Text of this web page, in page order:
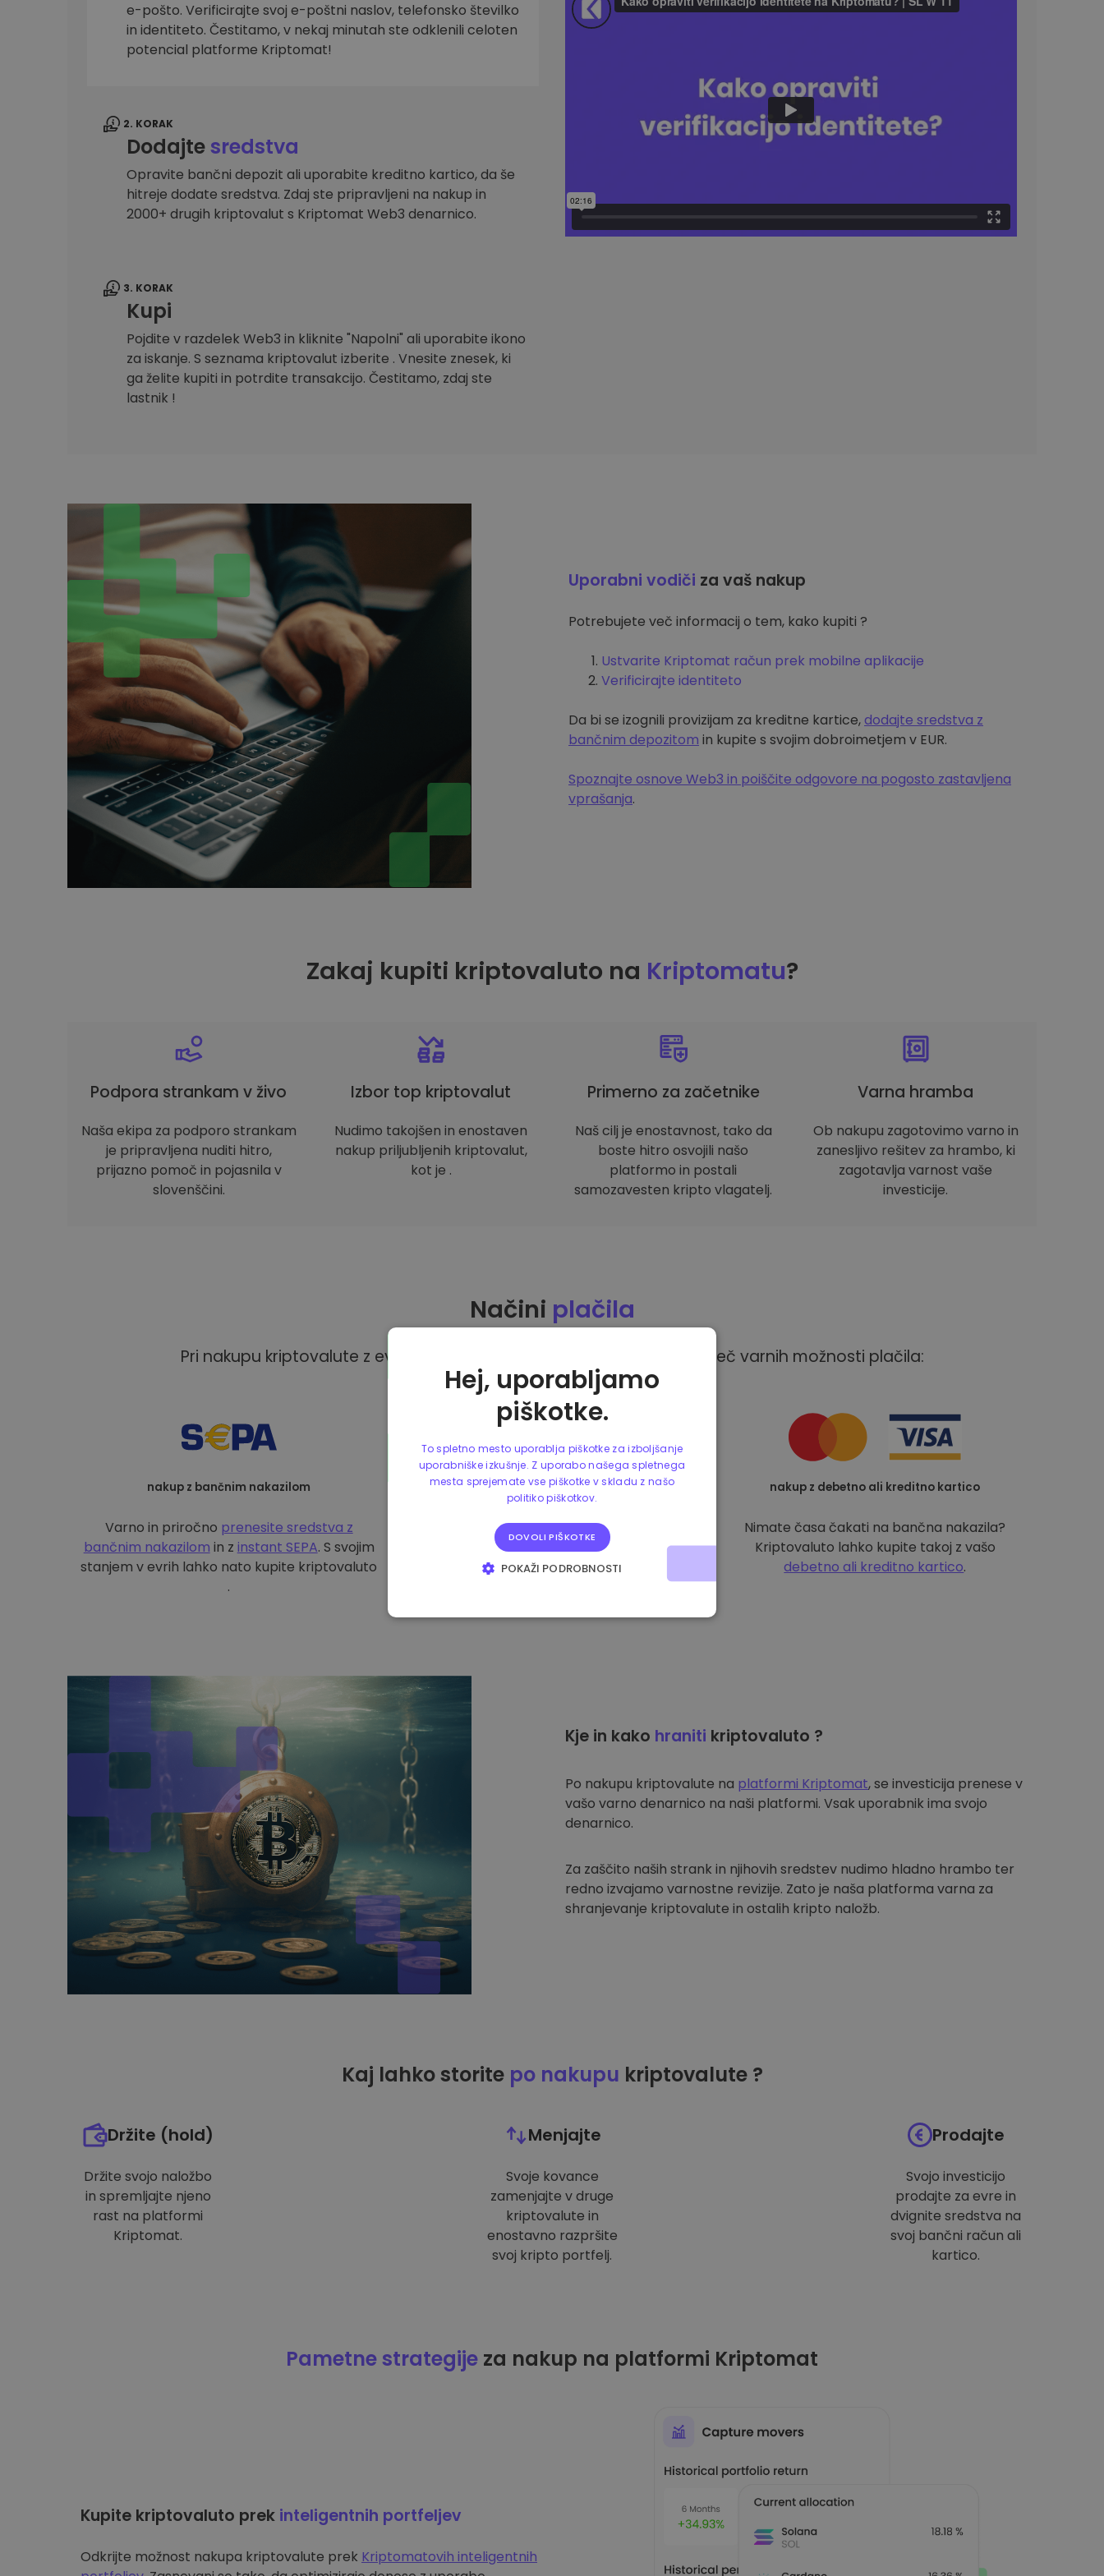
Raziskovalec naložb
Najdi svojo kripto strategijo
e-pošto. Verificirajte svoj e-poštni naslov, telefonsko številko
in identiteto. Čestitamo, v nekaj minutah ste odklenili celoten
potencial platforme Kriptomat!
2. KORAK
Dodajtesredstva
Opravite bančni depozit ali uporabite kreditno kartico, da še
hitreje dodate sredstva. Zdaj ste pripravljeni na nakup in
2000+ drugih kriptovalut s Kriptomat Web3 denarnico.
3. KORAK
Kupi
Pojdite v razdelek Web3 in kliknite "Napolni" ali uporabite ikono
za iskanje. S seznama kriptovalut izberite . Vnesite znesek, ki
ga želite kupiti in potrdite transakcijo. Čestitamo, zdaj ste
lastnik !
Uporabni vodiči za vaš nakup
Potrebujete več informacij o tem, kako kupiti ?
Ustvarite Kriptomat račun prek mobilne aplikacije
Verificirajte identiteto
Da bi se izognili provizijam za kreditne kartice,dodajte sredstva z
bančnim depozitom in kupite s svojim dobroimetjem v EUR.
Spoznajte osnove Web3 in poiščite odgovore na pogosto zastavljena
vprašanja.
Zakaj kupiti kriptovaluto na Kriptomatu?
Podpora strankam v živo
Naša ekipa za podporo strankam
je pripravljena nuditi hitro,
prijazno pomoč in pojasnila v
slovenščini.
Izbor top kriptovalut
Nudimo takojšen in enostaven
nakup priljubljenih kriptovalut,
kot je .
Primerno za začetnike
Naš cilj je enostavnost, tako da
boste hitro osvojili našo
platformo in postali
samozavesten kripto vlagatelj.
Varna hramba
Ob nakupu zagotovimo varno in
zanesljivo rešitev za hrambo, ki
zagotavlja varnost vaše
investicije.
Načini plačila
Pri nakupu kriptovalute z evri na platformi Kriptomat imate na voljo več varnih možnosti plačila:
nakup z bančnim nakazilom
Varno in priročno prenesite sredstva z
bančnim nakazilom in z instant SEPA. S svojim
stanjem v evrih lahko nato kupite kriptovaluto
.
nakup z debetno ali kreditno kartico
Nimate časa čakati na bančna nakazila?
Kriptovaluto lahko kupite takoj z vašo
debetno ali kreditno kartico.
Kje in kako hraniti kriptovaluto ?
Po nakupu kriptovalute na platformi Kriptomat, se investicija prenese v
vašo varno denarnico na naši platformi. Vsak uporabnik ima svojo
denarnico.
Za zaščito naših strank in njihovih sredstev nudimo hladno hrambo ter
redno izvajamo varnostne revizije. Zato je naša platforma varna za
shranjevanje kriptovalute in ostalih kripto naložb.
Kaj lahko storite po nakupu kriptovalute ?
Držite (hold)
Držite svojo naložbo
in spremljajte njeno
rast na platformi
Kriptomat.
Menjajte
Svoje kovance
zamenjajte v druge
kriptovalute in
enostavno razpršite
svoj kripto portfelj.
Prodajte
Svojo investicijo
prodajte za evre in
dvignite sredstva na
svoj bančni račun ali
kartico.
Pametne strategije za nakup na platformi Kriptomat
Kupite kriptovaluto prek inteligentnih portfeljev
Odkrijte možnost nakupa kriptovalute prek Kriptomatovih inteligentnih
Hej, uporabljamo
piškotke.
To spletno mesto uporablja piškotke za izboljšanje
uporabniške izkušnje. Z uporabo našega spletnega
mesta sprejemate vse piškotke v skladu z našo
politiko piškotkov.
DOVOLI PIŠKOTKE
POKAŽI PODROBNOSTI